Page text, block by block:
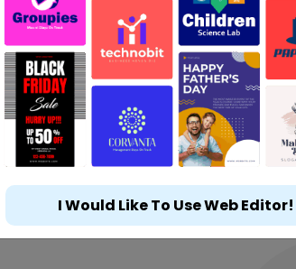
I Would Like To Use Web Editor!